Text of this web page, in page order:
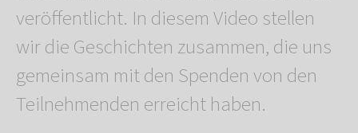
veröffentlicht. In diesem Video stellen
wir die Geschichten zusammen, die uns
gemeinsam mit den Spenden von den
Teilnehmenden erreicht haben.